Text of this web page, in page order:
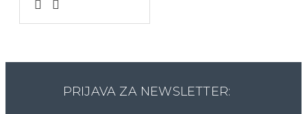
PRIJAVA ZA NEWSLETTER: